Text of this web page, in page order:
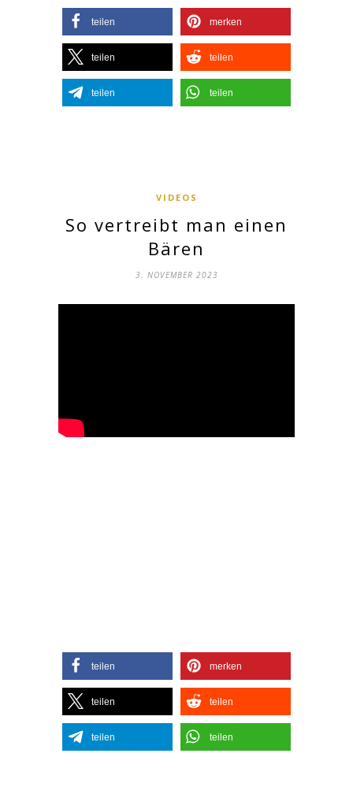
teilen merken
teilen teilen
teilen teilen
VIDEOS
So vertreibt man einen
Bären
3. NOVEMBER 2023
teilen merken
teilen teilen
teilen teilen